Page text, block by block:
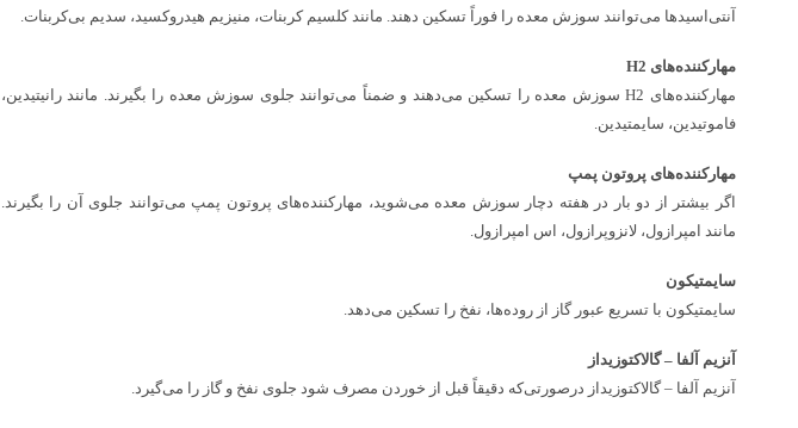
آنتی‌اسیدها می‌توانند سوزش معده را فوراً تسکین دهند. مانند کلسیم کربنات، منیزیم هیدروکسید، سدیم بی‌کربنات.
مهارکننده‌های H2
مهارکننده‌های H2 سوزش معده را تسکین می‌دهند و ضمناً می‌توانند جلوی سوزش معده را بگیرند. مانند رانیتیدین،
فاموتیدین، سایمتیدین.
مهارکننده‌های پروتون پمپ
اگر بیشتر از دو بار در هفته دچار سوزش معده می‌شوید، مهارکننده‌های پروتون پمپ می‌توانند جلوی آن را بگیرند.
مانند امپرازول، لانزوپرازول، اس امپرازول.
سایمتیکون
سایمتیکون با تسریع عبور گاز از روده‌ها، نفخ را تسکین می‌دهد.
آنزیم آلفا – گالاکتوزیداز
آنزیم آلفا – گالاکتوزیداز درصورتی‌که دقیقاً قبل از خوردن مصرف شود جلوی نفخ و گاز را می‌گیرد.